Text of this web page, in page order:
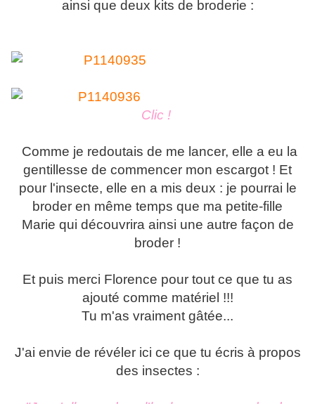
ainsi que deux kits de broderie :
Clic !
Comme je redoutais de me lancer, elle a eu la
gentillesse de commencer mon escargot ! Et
pour l'insecte, elle en a mis deux : je pourrai le
broder en même temps que ma petite-fille
Marie qui découvrira ainsi une autre façon de
broder !
Et puis merci Florence pour tout ce que tu as
ajouté comme matériel !!!
Tu m'as vraiment gâtée...
J'ai envie de révéler ici ce que tu écris à propos
des insectes :